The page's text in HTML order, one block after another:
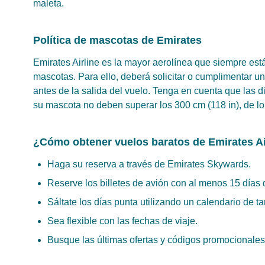
maleta.
Política de mascotas de Emirates
Emirates Airline es la mayor aerolínea que siempre
mascotas. Para ello, deberá solicitar o cumplimentar
antes de la salida del vuelo. Tenga en cuenta que las
su mascota no deben superar los 300 cm (118 in), de
¿Cómo obtener vuelos baratos de Emirates
Haga su reserva a través de Emirates Skywards.
Reserve los billetes de avión con al menos 15 días
Sáltate los días punta utilizando un calendario de
Sea flexible con las fechas de viaje.
Busque las últimas ofertas y códigos